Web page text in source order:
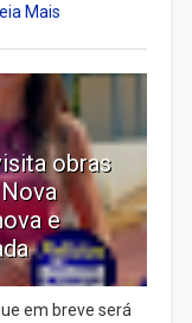
Mais
obras
e
em breve será